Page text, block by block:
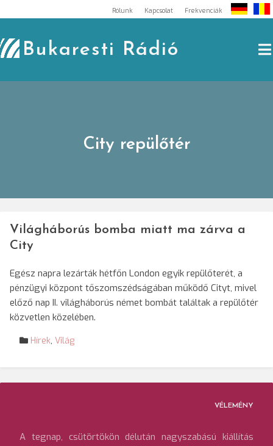
to
content
Rólunk Kapcsolat Frekvenciák
Bukaresti Rádió
City repülőtér
Világháborús bomba miatt ma zárva a
City
Egész napra lezárták hétfőn London egyik repülőterét, a
pénzügyi központ tőszomszédságában működő Cityt, mivel
előző nap II. világháborús német bombát találtak a repülőtér
közvetlen közelében.
Hírek, Világ
VÉLEMÉNY
A tegnap, csütörtökön délután nagyszabású kiállítás